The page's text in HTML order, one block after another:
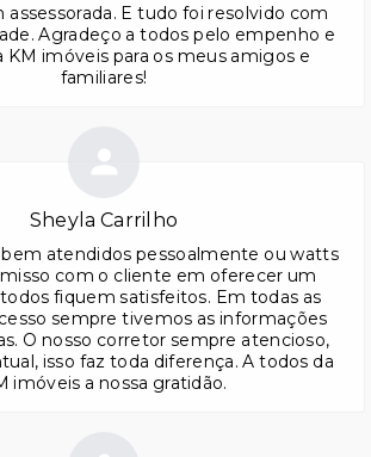
E tudo foi resolvido com
Agradeço a todos pelo empenho e
KM imóveis para os meus amigos e
familiares!
Sheyla Carrilho
atendidos pessoalmente ou watts
com o cliente em oferecer um
fiquem satisfeitos. Em todas as
sempre tivemos as informações
O nosso corretor sempre atencioso,
isso faz toda diferença. A todos da
imóveis a nossa gratidão.